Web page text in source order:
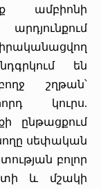
ամբիոնի
են
շղթան՝
կուրս.
ընթացքում
սեփական
բոլոր
և մշակի